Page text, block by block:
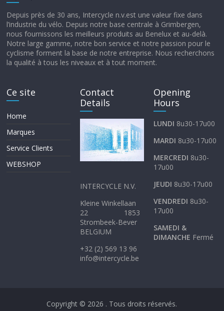
Depuis près de 30 ans, Intercycle n.v.est une valeur fixe dans
l’industrie du vélo. Depuis notre base centrale à Grimbergen,
nous fournissons les meilleurs produits au Benelux et au-delà.
Notre large gamme, notre bon service et notre passion pour le
cyclisme forment la base de notre entreprise. Nous recherchons
la qualité à tous les niveaux et à tout moment.
Ce site
Home
Marques
Service Clients
WEBSHOP
Contact
Details
INTERCYCLE N.V.
Kleine Winkellaan
22 1853
Strombeek-Bever
BELGIUM
+32 (2) 569 13 96
info@intercycle.be
Opening
Hours
LUNDI 8u30-17u00
MARDI 8u30-17u00
MERCREDI 8u30-
17u00
JEUDI 8u30-17u00
VENDREDI 8u30-
17u00
SAMEDI &
DIMANCHE Fermé
Copyright © 2026 . Tous droits réservés.